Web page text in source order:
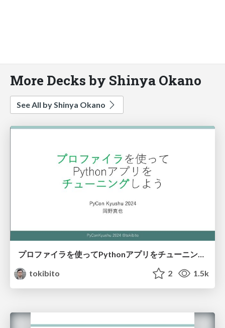
More Decks by Shinya Okano
See All by Shinya Okano
プロファイラを使ってPythonアプリをチューニングしよう
tokibito
2 1.5k